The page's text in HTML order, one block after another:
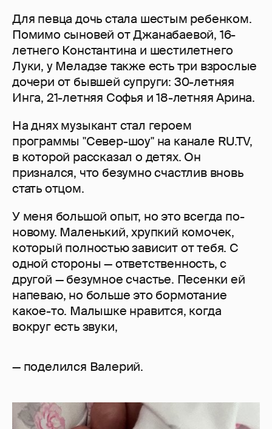
Для певца дочь стала шестым ребенком.
Помимо сыновей от Джанабаевой, 16-
летнего Константина и шестилетнего
Луки, у Меладзе также есть три взрослые
дочери от бывшей супруги: 30-летняя
Инга, 21-летняя Софья и 18-летняя Арина.
На днях музыкант стал героем
программы "Север-шоу" на канале RU.TV,
в которой рассказал о детях. Он
признался, что безумно счастлив вновь
стать отцом.
У меня большой опыт, но это всегда по-
новому. Маленький, хрупкий комочек,
который полностью зависит от тебя. С
одной стороны — ответственность, с
другой — безумное счастье. Песенки ей
напеваю, но больше это бормотание
какое-то. Малышке нравится, когда
вокруг есть звуки,
— поделился Валерий.